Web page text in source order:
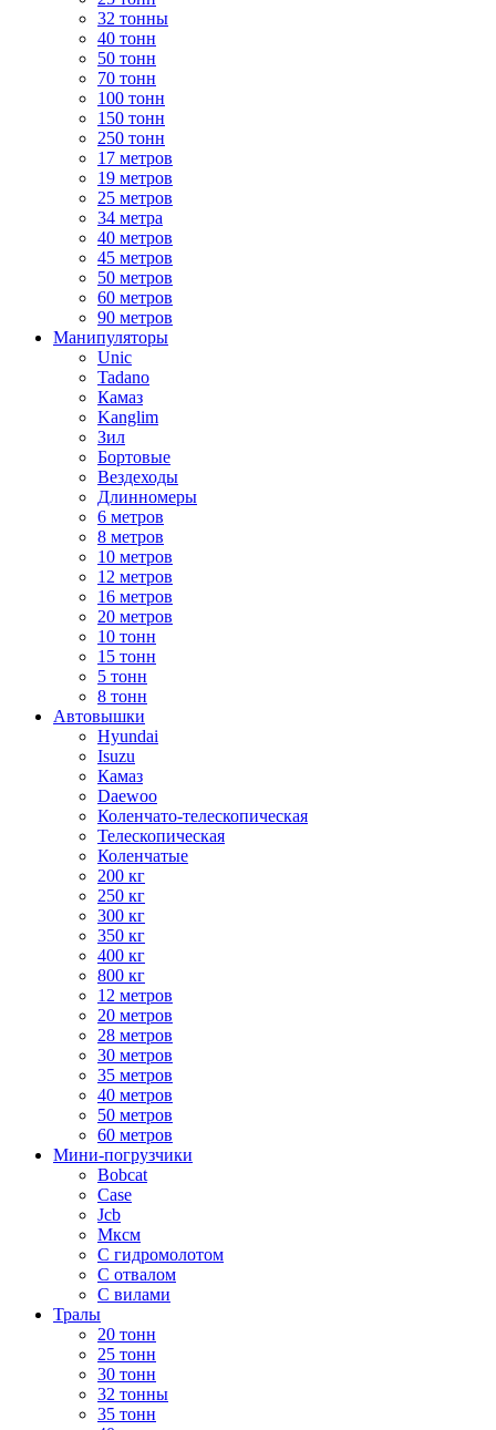
32 тонны
40 тонн
50 тонн
70 тонн
100 тонн
150 тонн
250 тонн
17 метров
19 метров
25 метров
34 метра
40 метров
45 метров
50 метров
60 метров
90 метров
Манипуляторы
Unic
Tadano
Камаз
Kanglim
Зил
Бортовые
Вездеходы
Длинномеры
6 метров
8 метров
10 метров
12 метров
16 метров
20 метров
10 тонн
15 тонн
5 тонн
8 тонн
Автовышки
Hyundai
Isuzu
Камаз
Daewoo
Коленчато-телескопическая
Телескопическая
Коленчатые
200 кг
250 кг
300 кг
350 кг
400 кг
800 кг
12 метров
20 метров
28 метров
30 метров
35 метров
40 метров
50 метров
60 метров
Мини-погрузчики
Bobcat
Case
Jcb
Мксм
С гидромолотом
С отвалом
С вилами
Тралы
20 тонн
25 тонн
30 тонн
32 тонны
35 тонн